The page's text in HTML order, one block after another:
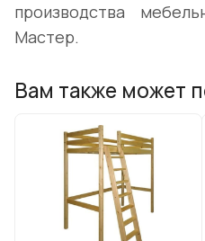
производства
Мастер.
Вам также может